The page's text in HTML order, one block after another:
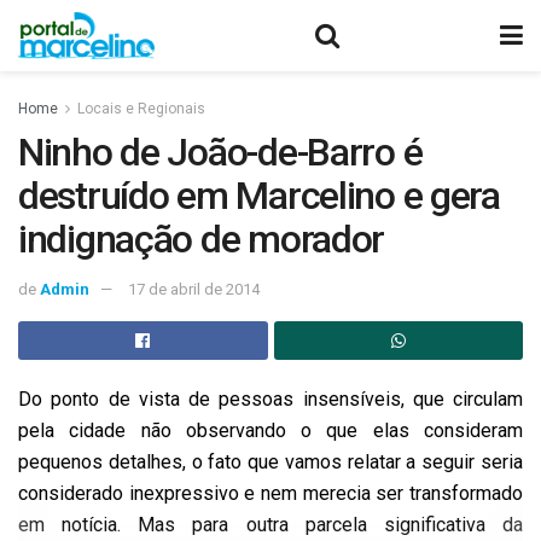
Home Locais e Regionais
Ninho de João-de-Barro é
destruído em Marcelino e gera
indignação de morador
de Admin 17 de abril de 2014
Do ponto de vista de pessoas insensíveis, que circulam
pela cidade não observando o que elas consideram
pequenos detalhes, o fato que vamos relatar a seguir seria
considerado inexpressivo e nem merecia ser transformado
em notícia. Mas para outra parcela significativa da